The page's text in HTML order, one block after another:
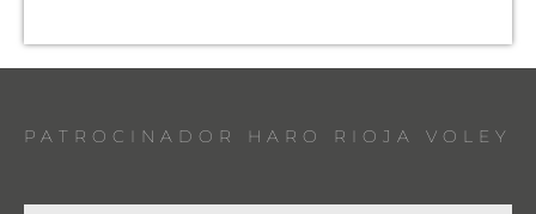
PATROCINADOR HARO RIOJA VOLEY